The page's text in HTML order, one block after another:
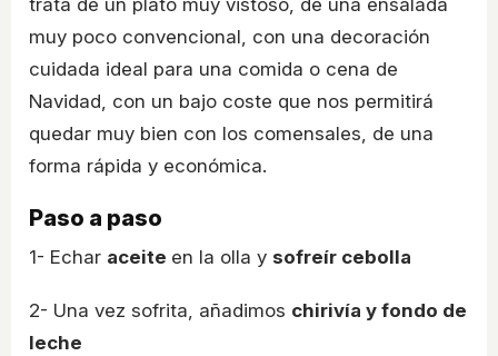
trata de un plato muy vistoso, de una ensalada
muy poco convencional, con una decoración
cuidada ideal para una comida o cena de
Navidad, con un bajo coste que nos permitirá
quedar muy bien con los comensales, de una
forma rápida y económica.
Paso a paso
1- Echar aceite en la olla y sofreír cebolla
2- Una vez sofrita, añadimos chirivía y fondo de
leche